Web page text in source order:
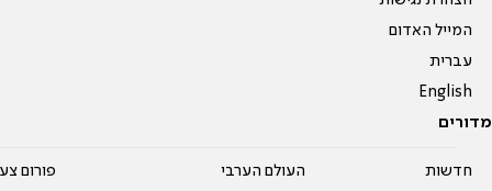
המייל האדום
עברית
English
מדורים
חדשות
העולם הערבי
פורום